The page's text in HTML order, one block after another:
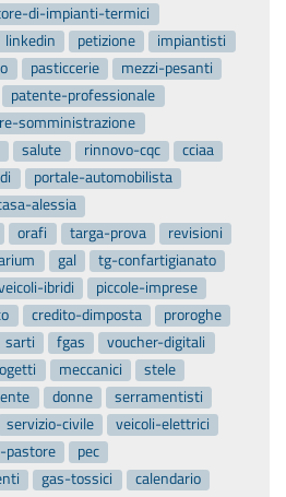
di-impianti-termici
linkedin petizione
impiantisti
pasticcerie
mezzi-pesanti
patente-professionale
somministrazione
salute rinnovo-cqc
cciaa
portale-automobilista
alessia
orafi targa-prova
revisioni
gal
tg-confartigianato
ibridi
piccole-imprese
credito-dimposta
proroghe
sarti fgas
voucher-digitali
meccanici
stele
donne
serramentisti
servizio-civile
veicoli-elettrici
pastore
pec
gas-tossici
calendario